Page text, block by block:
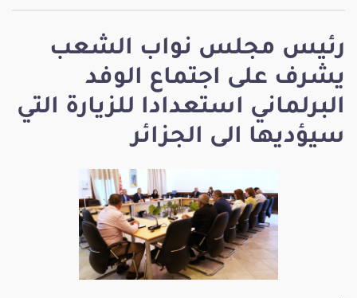
رئيس مجلس نواب الشعب
يشرف على اجتماع الوفد
البرلماني استعدادا للزيارة التي
سيؤديها الى الجزائر